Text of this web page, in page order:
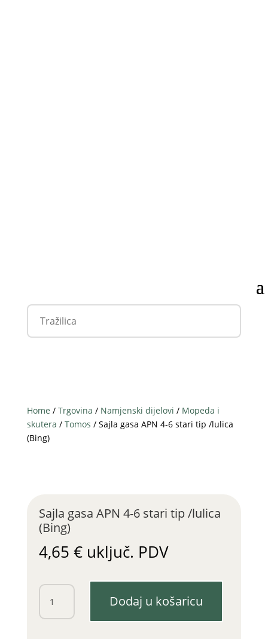
Home / Trgovina / Namjenski dijelovi / Mopeda i
skutera / Tomos / Sajla gasa APN 4-6 stari tip /lulica
(Bing)
Sajla gasa APN 4-6 stari tip /lulica
(Bing)
4,65 € uključ. PDV
Sajla
gasa
APN
Dodaj u košaricu